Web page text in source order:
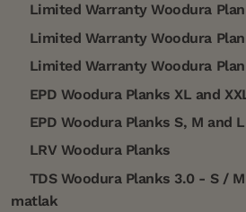
Limited Warranty Woodura
Limited Warranty Woodura
Limited Warranty Woodura
EPD Woodura Planks XL and
EPD Woodura Planks S, M and L
LRV Woodura Planks
TDS Woodura Planks 3.0 - S /
matlak